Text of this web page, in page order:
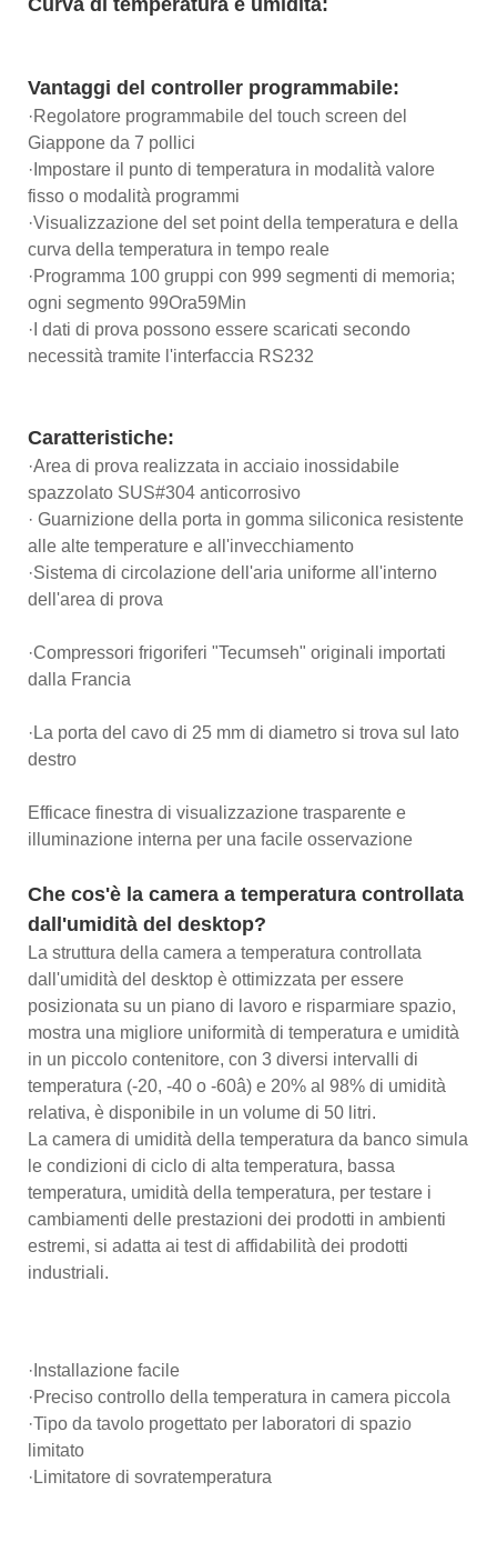
Vantaggi del controller programmabile:
·Regolatore programmabile del touch screen del
Giappone da 7 pollici
·Impostare il punto di temperatura in modalità valore
fisso o modalità programmi
·Visualizzazione del set point della temperatura e della
curva della temperatura in tempo reale
·Programma 100 gruppi con 999 segmenti di memoria;
ogni segmento 99Ora59Min
·I dati di prova possono essere scaricati secondo
necessità tramite l'interfaccia RS232
Caratteristiche:
·Area di prova realizzata in acciaio inossidabile
spazzolato SUS#304 anticorrosivo
· Guarnizione della porta in gomma siliconica resistente
alle alte temperature e all'invecchiamento
·Sistema di circolazione dell'aria uniforme all'interno
dell'area di prova
·Compressori frigoriferi "Tecumseh" originali importati
dalla Francia
·La porta del cavo di 25 mm di diametro si trova sul lato
destro
Efficace finestra di visualizzazione trasparente e
illuminazione interna per una facile osservazione
Che cos'è la camera a temperatura controllata
dall'umidità del desktop?
La struttura della camera a temperatura controllata
dall'umidità del desktop è ottimizzata per essere
posizionata su un piano di lavoro e risparmiare spazio,
mostra una migliore uniformità di temperatura e umidità
in un piccolo contenitore, con 3 diversi intervalli di
temperatura (-20, -40 o -60â) e 20% al 98% di umidità
relativa, è disponibile in un volume di 50 litri.
La camera di umidità della temperatura da banco simula
le condizioni di ciclo di alta temperatura, bassa
temperatura, umidità della temperatura, per testare i
cambiamenti delle prestazioni dei prodotti in ambienti
estremi, si adatta ai test di affidabilità dei prodotti
industriali.
·Installazione facile
·Preciso controllo della temperatura in camera piccola
·Tipo da tavolo progettato per laboratori di spazio
limitato
·Limitatore di sovratemperatura